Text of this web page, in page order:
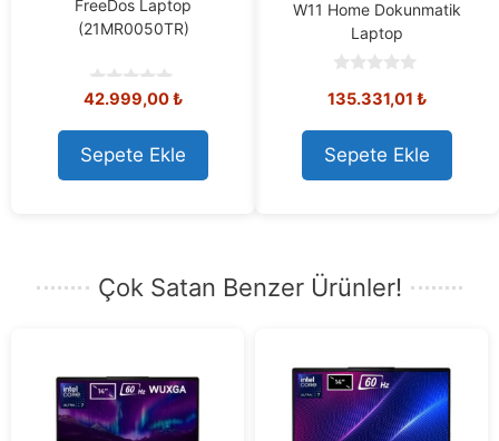
FreeDos Laptop
(21MR0050TR)
0
u
t
o
f
42.999,00₺
Sepete Ekle
W11 Home Dokunmatik
Laptop
o
t
o
f
5
135.331,01 ₺
Sepete Ekle
Çok Satan Benzer Ürünler!